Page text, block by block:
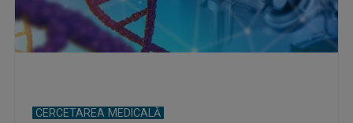
CERCETAREA MEDICALĂ